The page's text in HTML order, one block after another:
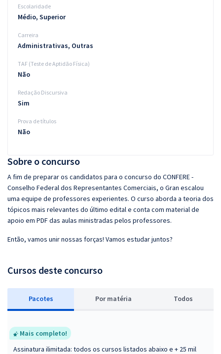
Sobre o concurso
A fim de preparar os candidatos para o concurso do CONFERE -
Conselho Federal dos Representantes Comerciais, o Gran escalou
uma equipe de professores experientes. O curso aborda a teoria dos
tópicos mais relevantes do último edital e conta com material de
apoio em PDF das aulas ministradas pelos professores.
Então, vamos unir nossas forças! Vamos estudar juntos?
Cursos deste concurso
Pacotes Por matéria Todos
Mais completo!
Assinatura ilimitada: todos os cursos listados abaixo e + 25 mil
Escolaridade
Médio, Superior
Carreira
Administrativas, Outras
TAF (Teste de Aptidão Física)
Não
Redação Discursiva
Sim
Prova de títulos
Não